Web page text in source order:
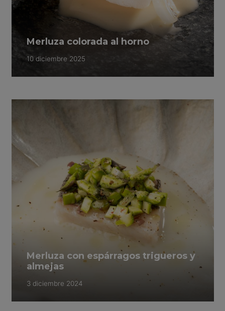
Merluza colorada al horno
10 diciembre 2025
Merluza con espárragos trigueros y
almejas
3 diciembre 2024